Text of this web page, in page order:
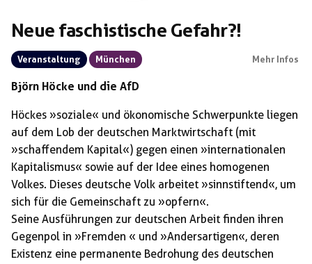
Neue faschistische Gefahr?!
Veranstaltung München Mehr Infos
Björn Höcke und die AfD
Höckes »soziale« und ökonomische Schwerpunkte liegen
auf dem Lob der deutschen Marktwirtschaft (mit
»schaffendem Kapital«) gegen einen »internationalen
Kapitalismus« sowie auf der Idee eines homogenen
Volkes. Dieses deutsche Volk arbeitet »sinnstiftend«, um
sich für die Gemeinschaft zu »opfern«.
Seine Ausführungen zur deutschen Arbeit finden ihren
Gegenpol in »Fremden « und »Andersartigen«, deren
Existenz eine permanente Bedrohung des deutschen